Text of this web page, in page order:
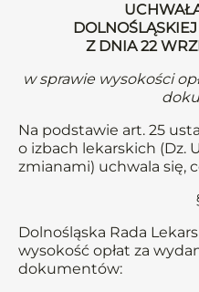
Z DNIA 22
w sprawie wysokości
Na podstawie art. 25
o izbach lekarskich (Dz.
zmianami) uchwala się,
Dolnośląska Rada
wysokość opłat za
dokumentów: